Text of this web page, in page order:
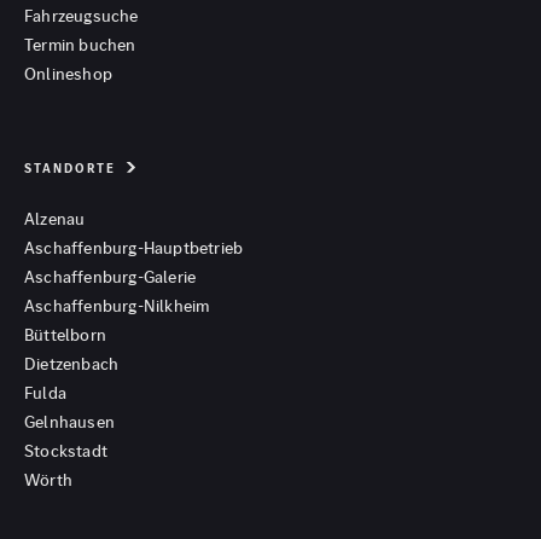
Fahrzeugsuche
Termin buchen
Onlineshop
STANDORTE
Alzenau
Aschaffenburg-Hauptbetrieb
Aschaffenburg-Galerie
Aschaffenburg-Nilkheim
Büttelborn
Dietzenbach
Fulda
Gelnhausen
Stockstadt
Wörth